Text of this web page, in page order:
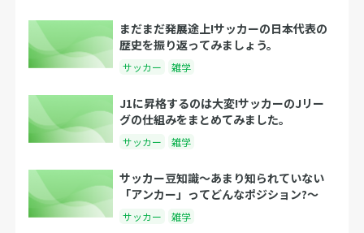
まだまだ発展途上!サッカーの日本代表の
歴史を振り返ってみましょう。
サッカー 雑学
J1に昇格するのは大変!サッカーのJリー
グの仕組みをまとめてみました。
サッカー 雑学
サッカー豆知識～あまり知られていない
「アンカー」ってどんなポジション?～
サッカー 雑学